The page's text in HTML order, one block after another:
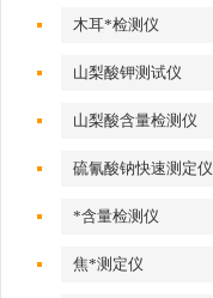
木耳*检测仪
山梨酸钾测试仪
山梨酸含量检测仪
硫氰酸钠快速测定仪
*含量检测仪
焦*测定仪